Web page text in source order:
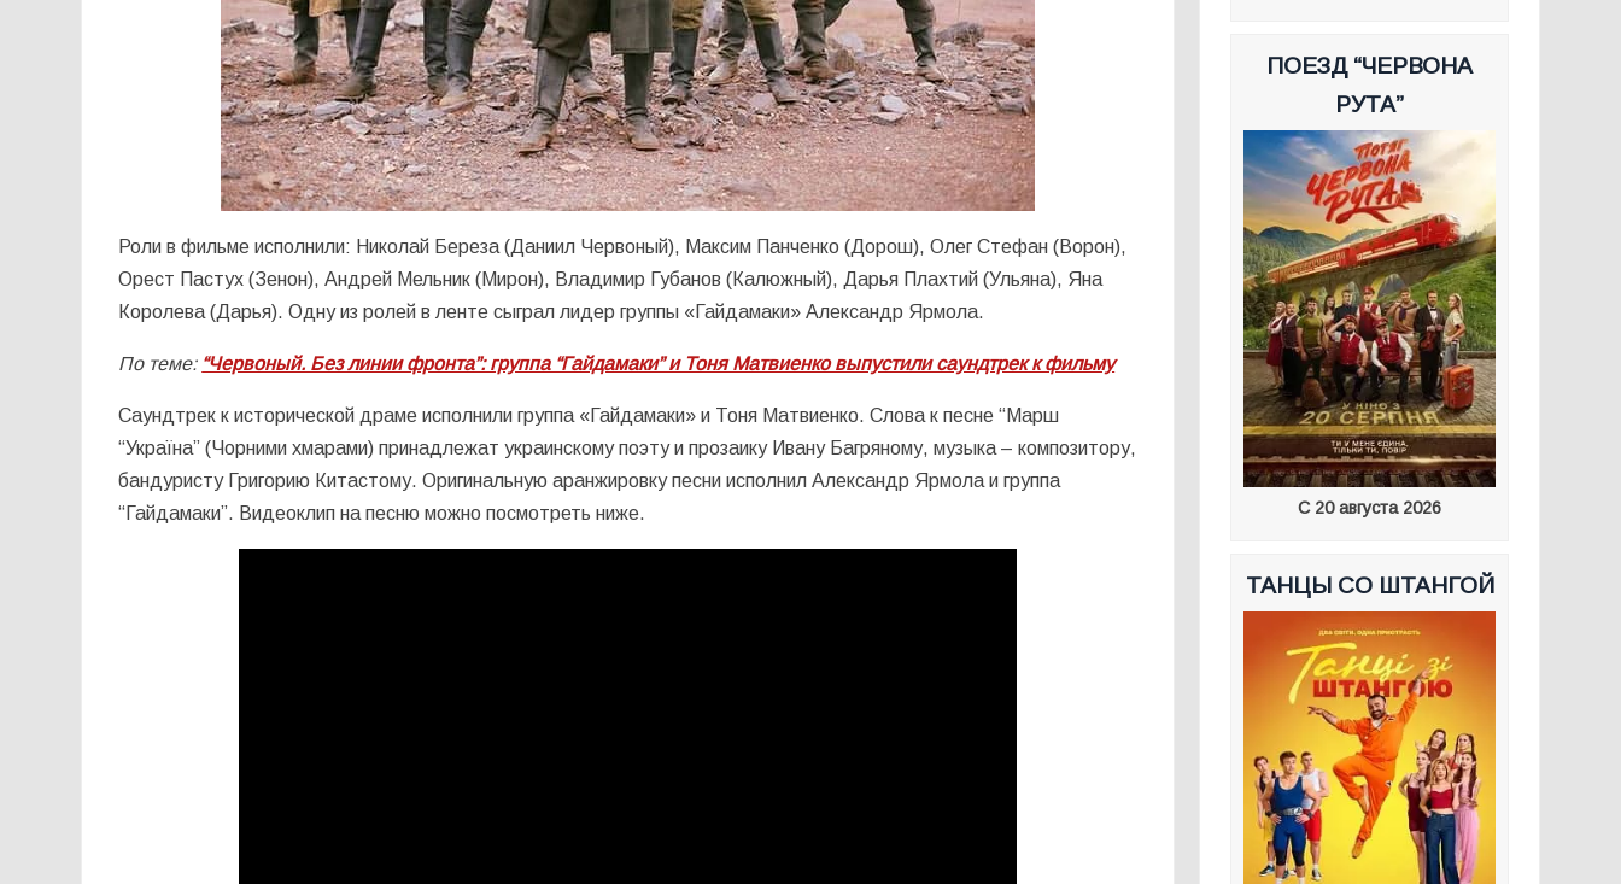
Роли в фильме исполнили: Николай Береза (Даниил Червоный), Максим Панченко (Дорош), Олег Стефан (Ворон),
Орест Пастух (Зенон), Андрей Мельник (Мирон), Владимир Губанов (Калюжный), Дарья Плахтий (Ульяна), Яна
Королева (Дарья). Одну из ролей в ленте сыграл лидер группы «Гайдамаки» Александр Ярмола.
По теме: “Червоный. Без линии фронта”: группа “Гайдамаки” и Тоня Матвиенко выпустили саундтрек к фильму
Саундтрек к исторической драме исполнили группа «Гайдамаки» и Тоня Матвиенко. Слова к песне “Марш
“Україна” (Чорними хмарами) принадлежат украинскому поэту и прозаику Ивану Багряному, музыка – композитору,
бандуристу Григорию Китастому. Оригинальную аранжировку песни исполнил Александр Ярмола и группа
“Гайдамаки”. Видеоклип на песню можно посмотреть ниже.
ПОЕЗД “ЧЕРВОНА
РУТА”
С 20 августа 2026
ТАНЦЫ СО ШТАНГОЙ